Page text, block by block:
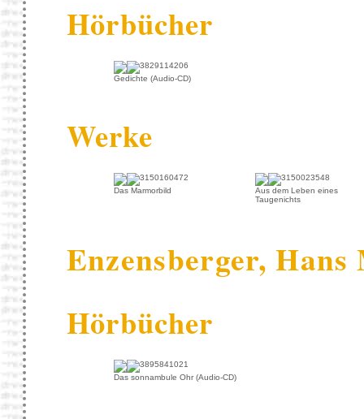
Hörbücher
Gedichte (Audio-CD)
Werke
Das Marmorbild
Aus dem Leben eines
Taugenichts
Enzensberger, Hans
Hörbücher
Das sonnambule Ohr (Audio-CD)